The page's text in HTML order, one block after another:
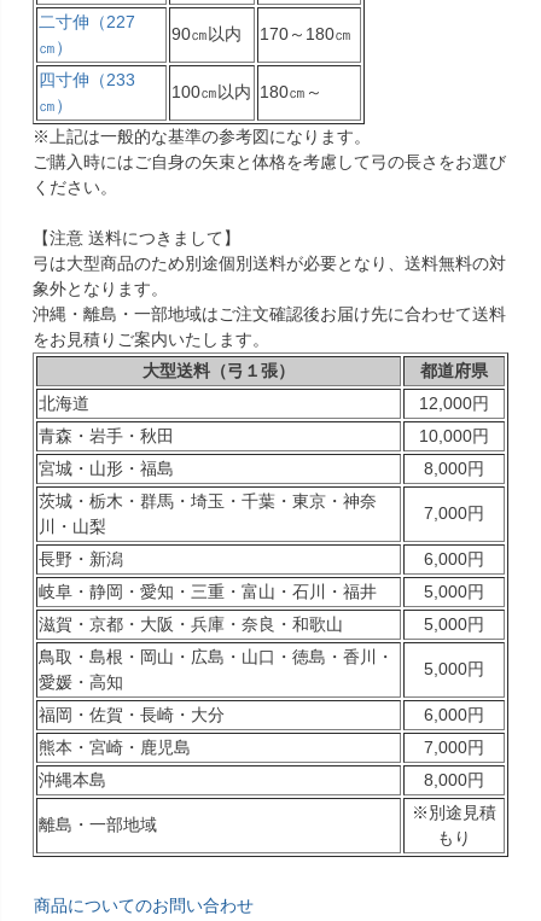
二寸伸（227
㎝）
90㎝以内 170～180㎝
四寸伸（233
㎝）
100㎝以内 180㎝～
※上記は一般的な基準の参考図になります。
ご購入時にはご自身の矢束と体格を考慮して弓の長さをお選び
ください。
【注意 送料につきまして】
弓は大型商品のため別途個別送料が必要となり、送料無料の対
象外となります。
沖縄・離島・一部地域はご注文確認後お届け先に合わせて送料
をお見積りご案内いたします。
大型送料（弓１張）
都道府県
北海道
12,000円
青森・岩手・秋田
10,000円
宮城・山形・福島
8,000円
茨城・栃木・群馬・埼玉・千葉・東京・神奈
川・山梨
7,000円
長野・新潟
6,000円
岐阜・静岡・愛知・三重・富山・石川・福井
5,000円
滋賀・京都・大阪・兵庫・奈良・和歌山
5,000円
鳥取・島根・岡山・広島・山口・徳島・香川・
愛媛・高知
5,000円
福岡・佐賀・長崎・大分
6,000円
熊本・宮崎・鹿児島
7,000円
沖縄本島
8,000円
離島・一部地域
※別途見積
もり
商品についてのお問い合わせ